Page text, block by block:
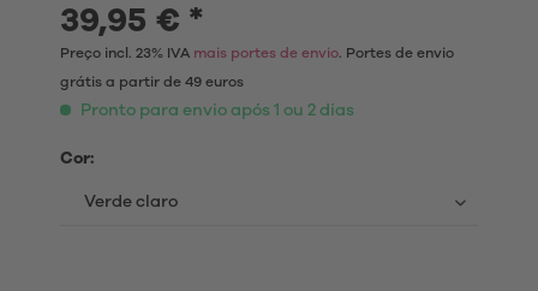
39,95 € *
Preço incl. 23% IVA mais portes de envio. Portes de envio
grátis a partir de 49 euros
Pronto para envio após 1 ou 2 dias
Cor: